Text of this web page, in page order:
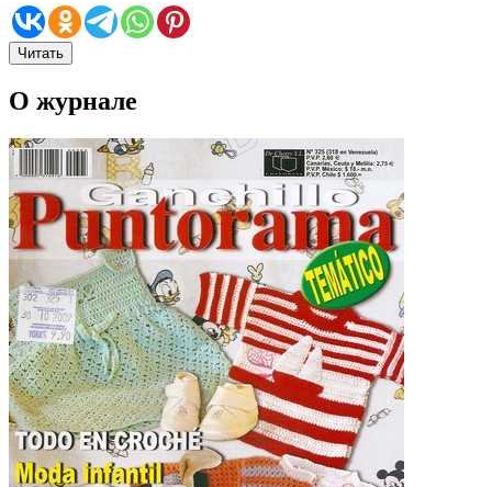
Читать
О журнале